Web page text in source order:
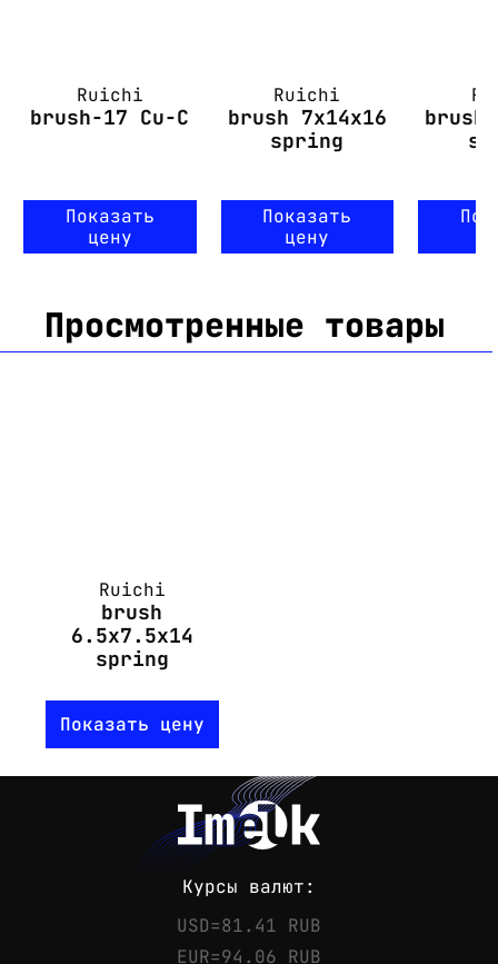
Ruichi
brush-17 Cu-C
Показать
цену
Ruichi
brush 7x14x16
spring
Показать
цену
brush
Просмотренные товары
Ruichi
brush
6.5x7.5x14
spring
Показать цену
Курсы валют:
USD=81.41 RUB
EUR=94.06 RUB